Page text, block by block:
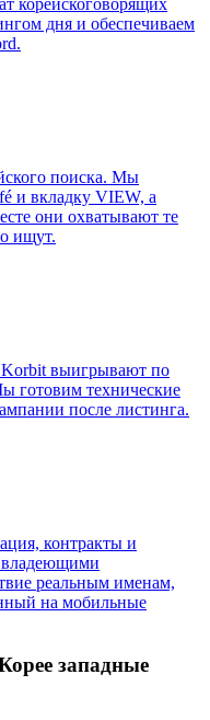
корейскоговорящих
дня и обеспечиваем
поиска. Мы
и вкладку VIEW, а
они охватывают те
ищут.
Korbit выигрывают по
готовим технические
после листинга.
контракты и
владеющими
реальным именам,
на мобильные
западные